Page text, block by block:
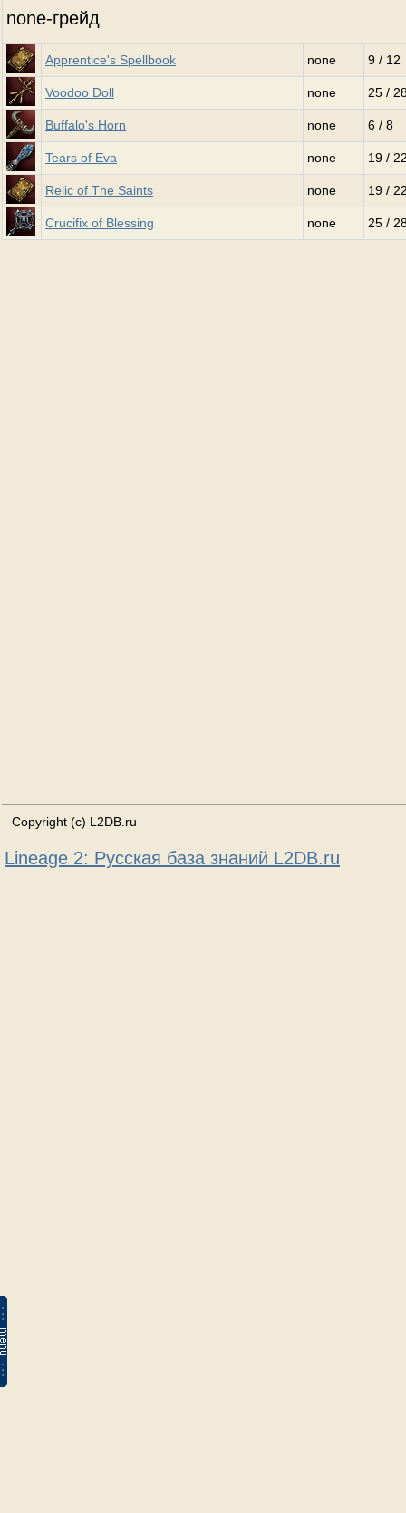
none-грейд
Apprentice's Spellbook none 9 / 12
Voodoo Doll none 25 /
Buffalo's Horn none 6 / 8
Tears of Eva none 19 /
Relic of The Saints none 19 /
Crucifix of Blessing none 25 /
Copyright (c) L2DB.ru
Lineage 2: Русская база знаний L2DB.ru